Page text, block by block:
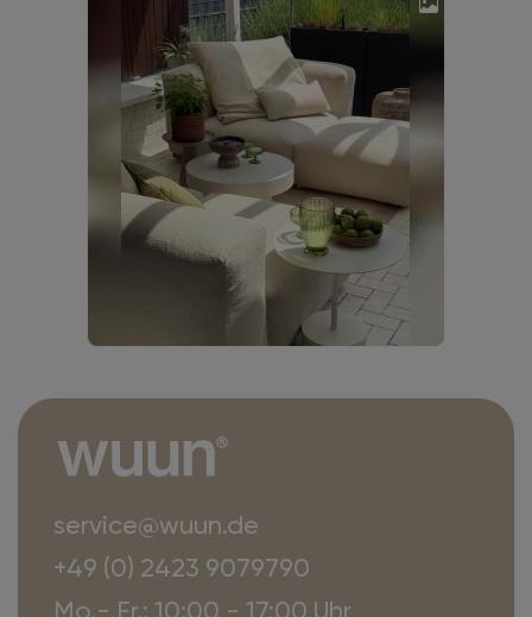
service@wuun.de
+49 (0) 2423 9079790
Mo.- Fr.: 10:00 - 17:00 Uhr